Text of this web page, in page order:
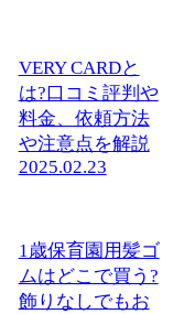
VERY CARDと
は?口コミ評判や
料金、依頼方法
や注意点を解説
2025.02.23
1歳保育園用髪ゴ
ムはどこで買う?
飾りなしでもお